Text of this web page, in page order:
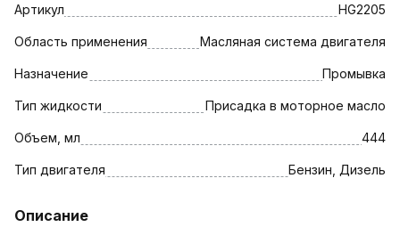
Артикул HG2205
Область применения Масляная система двигателя
Назначение Промывка
Тип жидкости Присадка в моторное масло
Объем, мл 444
Тип двигателя Бензин, Дизель
Описание